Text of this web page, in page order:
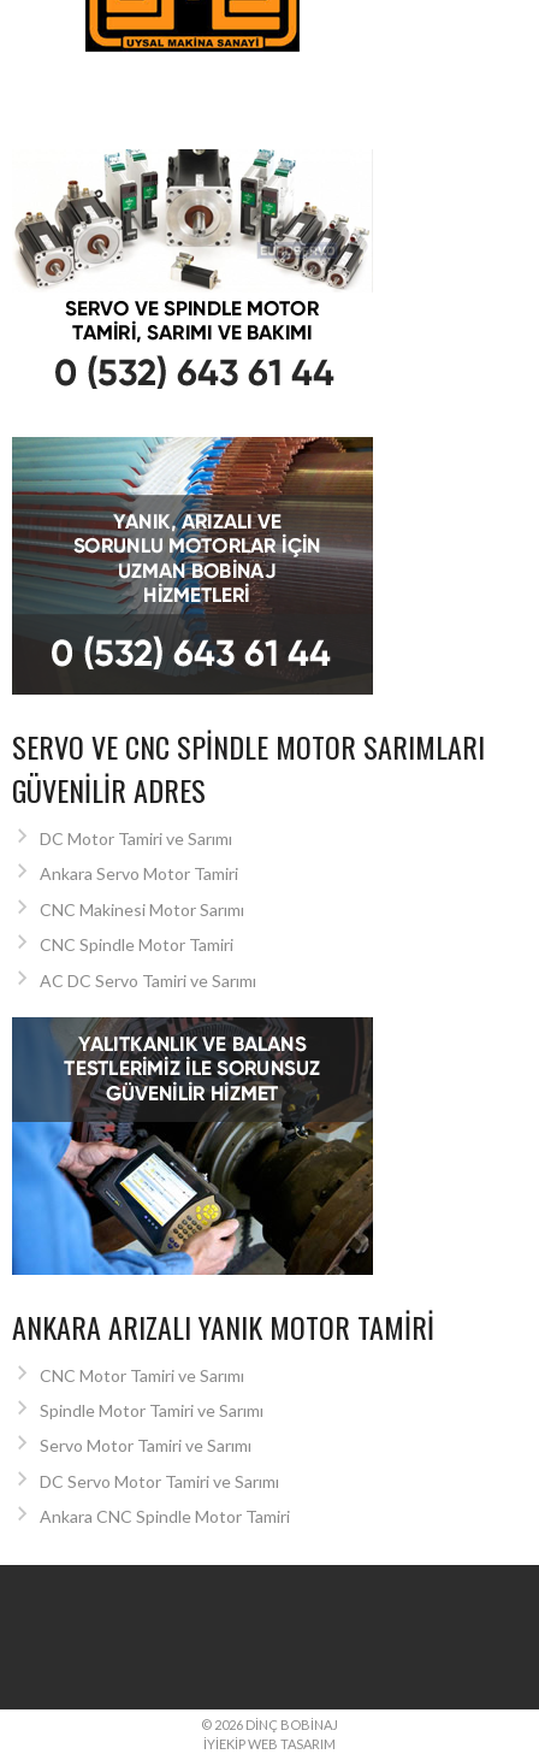
SERVO VE CNC SPINDLE MOTOR SARIMLARI
GÜVENILIR ADRES
DC Motor Tamiri ve Sarımı
Ankara Servo Motor Tamiri
CNC Makinesi Motor Sarımı
CNC Spindle Motor Tamiri
AC DC Servo Tamiri ve Sarımı
ANKARA ARIZALI YANIK MOTOR TAMIRI
CNC Motor Tamiri ve Sarımı
Spindle Motor Tamiri ve Sarımı
Servo Motor Tamiri ve Sarımı
DC Servo Motor Tamiri ve Sarımı
Ankara CNC Spindle Motor Tamiri
© 2026 DINÇ BOBINAJ
İYIEKIP WEB TASARIM